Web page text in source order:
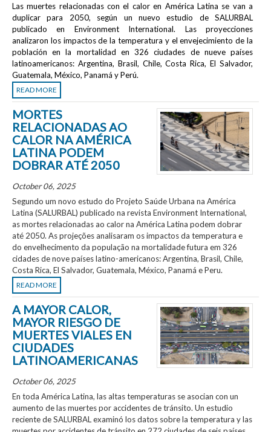
Las muertes relacionadas con el calor en América Latina se van a
duplicar para 2050, según un nuevo estudio de SALURBAL
publicado en Environment International. Las proyecciones
analizaron los impactos de la temperatura y el envejecimiento de la
población en la mortalidad en 326 ciudades de nueve países
latinoamericanos: Argentina, Brasil, Chile, Costa Rica, El Salvador,
Guatemala, México, Panamá y Perú.
READ MORE
MORTES
RELACIONADAS AO
CALOR NA AMÉRICA
LATINA PODEM
DOBRAR ATÉ 2050
October 06, 2025
Segundo um novo estudo do Projeto Saúde Urbana na América
Latina (SALURBAL) publicado na revista Environment International,
as mortes relacionadas ao calor na América Latina podem dobrar
até 2050. As projeções analisaram os impactos da temperatura e
do envelhecimento da população na mortalidade futura em 326
cidades de nove países latino-americanos: Argentina, Brasil, Chile,
Costa Rica, El Salvador, Guatemala, México, Panamá e Peru.
READ MORE
A MAYOR CALOR,
MAYOR RIESGO DE
MUERTES VIALES EN
CIUDADES
LATINOAMERICANAS
October 06, 2025
En toda América Latina, las altas temperaturas se asocian con un
aumento de las muertes por accidentes de tránsito. Un estudio
reciente de SALURBAL examinó los datos sobre la temperatura y las